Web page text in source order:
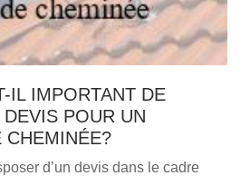
IL IMPORTANT DE
POUR UN
CHEMINÉE?
d’un devis dans le cadre